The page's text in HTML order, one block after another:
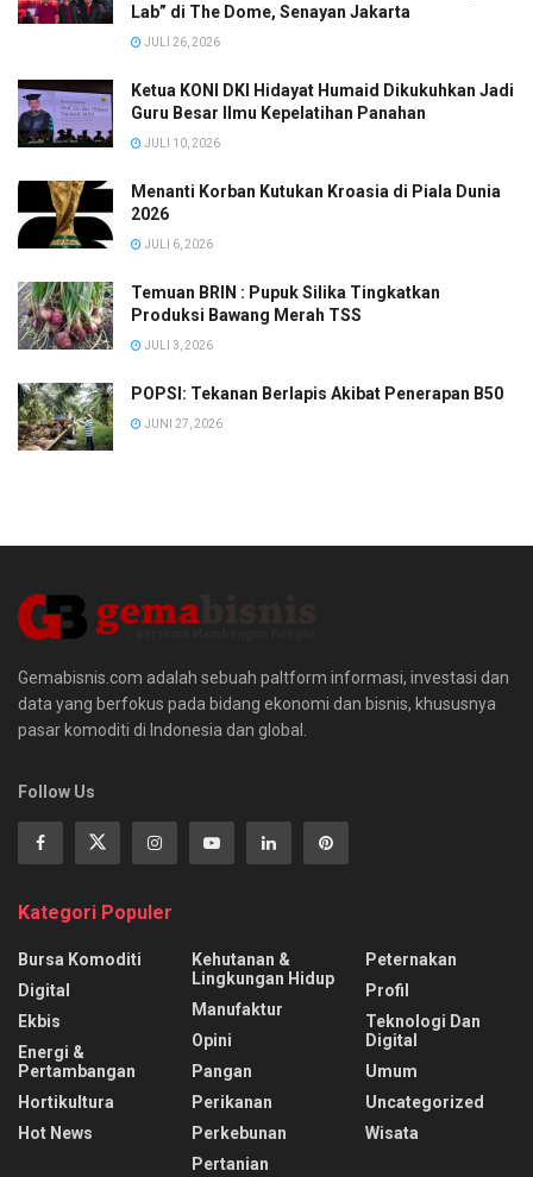
Lab” di The Dome, Senayan Jakarta
JULI 26, 2026
Ketua KONI DKI Hidayat Humaid Dikukuhkan Jadi
Guru Besar Ilmu Kepelatihan Panahan
JULI 10, 2026
Menanti Korban Kutukan Kroasia di Piala Dunia
2026
JULI 6, 2026
Temuan BRIN : Pupuk Silika Tingkatkan
Produksi Bawang Merah TSS
JULI 3, 2026
POPSI: Tekanan Berlapis Akibat Penerapan B50
JUNI 27, 2026
Gemabisnis.com adalah sebuah paltform informasi, investasi dan
data yang berfokus pada bidang ekonomi dan bisnis, khususnya
pasar komoditi di Indonesia dan global.
Follow Us
Kategori Populer
Bursa Komoditi
Digital
Ekbis
Energi &
Pertambangan
Hortikultura
Hot News
Kehutanan &
Lingkungan Hidup
Manufaktur
Opini
Pangan
Perikanan
Perkebunan
Pertanian
Peternakan
Profil
Teknologi Dan
Digital
Umum
Uncategorized
Wisata